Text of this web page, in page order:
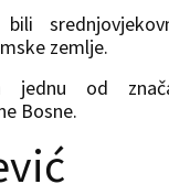
zemlje.
od
Bosne.